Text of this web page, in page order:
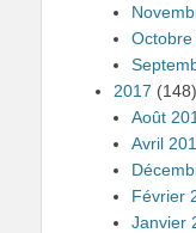
Octobre
2017 (148)
Août
Avril
Février
Janvier